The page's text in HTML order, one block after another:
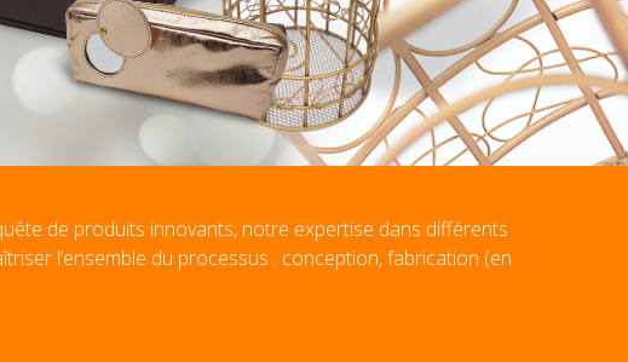
de produits innovants, notre expertise dans différents
l’ensemble du processus : conception, fabrication (en